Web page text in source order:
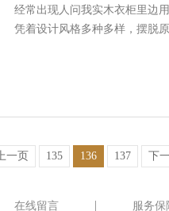
经常出现人问我实木衣柜里边
凭着设计风格多种多样，摆脱
上一页 135 136 137 下
在线留言 服务保